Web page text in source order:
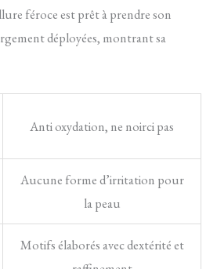
féroce est prêt à prendre son
déployées, montrant sa
Anti oxydation, ne noirci pas
Aucune forme d’irritation pour
la peau
Motifs élaborés avec dextérité et